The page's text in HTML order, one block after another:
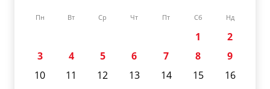
Пн Вт Ср Чт Пт Сб Нд
1
2
3
4 5 6 7 8
9
10
11 12 13 14 15
16